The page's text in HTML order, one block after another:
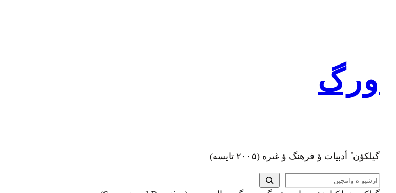
ورگ
گيلکؤن ٚ أدبیات ؤ فرهنگ ؤ غىره (۲۰۰۵ تايسه)
ج
س